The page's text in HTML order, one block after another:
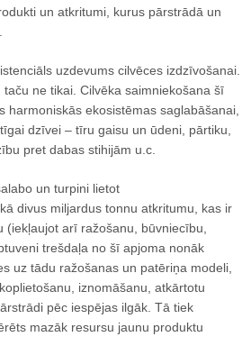
un atkritumi, kurus pārstrādā un
uzdevums cilvēces izdzīvošanai.
ne tikai. Cilvēka saimniekošana šī
ekosistēmas saglabāšanai,
dzīvei – tīru gaisu un ūdeni, pārtiku,
pret dabas stihijām u.c.
un turpini lietot
divus miljardus tonnu atkritumu, kas ir
arī ražošanu, būvniecību,
trešdaļa no šī apjoma nonāk
uz tādu ražošanas un patēriņa modeli,
iznomāšanu, atkārtotu
pēc iespējas ilgāk. Tā tiek
mazāk resursu jaunu produktu